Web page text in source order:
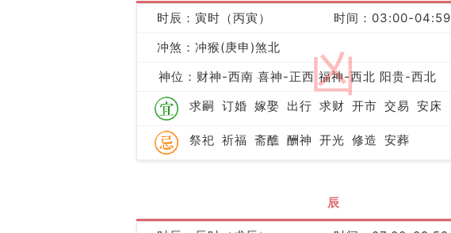
凶
时辰：寅时（丙寅）
时间：03:00-04:59
冲煞：冲猴(庚申)煞北
神位：财神-西南 喜神-正西 福神-西北 阳贵-西北
求嗣 订婚 嫁娶 出行 求财 开市 交易 安床
祭祀 祈福 斋醮 酬神 开光 修造 安葬
辰